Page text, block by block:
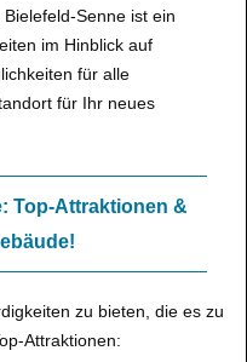
Senne ist ein
im Hinblick auf
für alle
für Ihr neues
Top-Attraktionen &
zu bieten, die es zu
Attraktionen: